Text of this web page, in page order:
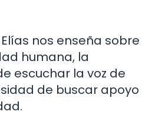
nos enseña sobre
humana, la
escuchar la voz de
de buscar apoyo